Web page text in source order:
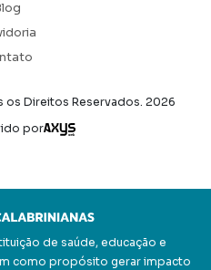
os Direitos Reservados. 2026
por
de saúde, educação e
como propósito gerar impacto